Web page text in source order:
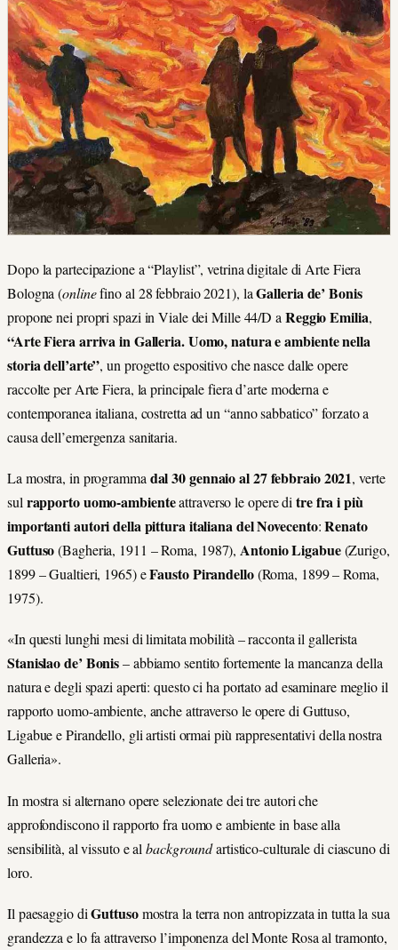
Dopo la partecipazione a “Playlist”, vetrina digitale di Arte Fiera
Bologna (onlinefino al 28 febbraio 2021), laGalleria de’ Bonis
propone nei propri spazi in Viale dei Mille 44/D a Reggio Emilia,
“Arte Fiera arriva in Galleria. Uomo, natura e ambiente nella
storia dell’arte”, un progetto espositivo che nasce dalle opere
raccolte per Arte Fiera, la principale fiera d’arte moderna e
contemporanea italiana, costretta ad un “anno sabbatico” forzato a
causa dell’emergenza sanitaria.
La mostra, in programmadal 30 gennaio al 27 febbraio 2021, verte
sulrapporto uomo-ambienteattraverso le opere ditre fra i più
importanti autori della pittura italiana del Novecento:Renato
Guttuso(Bagheria, 1911 – Roma, 1987),Antonio Ligabue(Zurigo,
1899 – Gualtieri, 1965) eFausto Pirandello(Roma, 1899 – Roma,
1975).
«In questi lunghi mesi di limitata mobilità – racconta il gallerista
Stanislao de’ Bonis– abbiamo sentito fortemente la mancanza della
natura e degli spazi aperti: questo ci ha portato ad esaminare meglio il
rapporto uomo-ambiente, anche attraverso le opere di Guttuso,
Ligabue e Pirandello, gli artisti ormai più rappresentativi della nostra
Galleria».
In mostra si alternano opere selezionate dei tre autori che
approfondiscono il rapporto fra uomo e ambiente in base alla
sensibilità, al vissuto e albackgroundartistico-culturale di ciascuno di
loro.
Il paesaggio diGuttusomostra la terra non antropizzata in tutta la sua
grandezza e lo fa attraverso l’imponenza del Monte Rosa al tramonto,